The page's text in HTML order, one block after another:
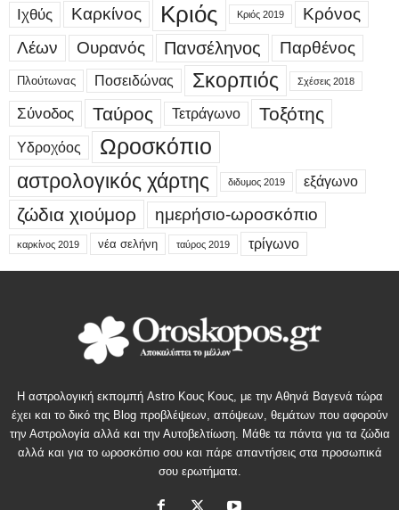
Ιχθύς Καρκίνος Κριός Κριός 2019
Κρόνος
Λέων
Ουρανός Πανσέληνος Παρθένος
Πλούτωνας Ποσειδώνας Σκορπιός Σχέσεις 2018
Σύνοδος Ταύρος Τετράγωνο Τοξότης
Υδροχόος Ωροσκόπιο
αστρολογικός χάρτης διδυμος 2019 εξάγωνο
ζώδια χιούμορ ημερήσιο-ωροσκόπιο
καρκίνος 2019 νέα σελήνη ταύρος 2019 τρίγωνο
Η αστρολογική εκπομπή Astro Κους Κους, με την Αθηνά Βαγενά τώρα
έχει και το δικό της Blog προβλέψεων, απόψεων, θεμάτων που αφορούν
την Αστρολογία αλλά και την Αυτοβελτίωση. Μάθε τα πάντα για τα ζώδια
αλλά και για το ωροσκόπιο σου και πάρε απαντήσεις στα προσωπικά
σου ερωτήματα.